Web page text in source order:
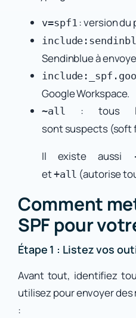
v=spf1 : version du
Sendinblue à
Google Workspace.
~all
: tous
sontsuspects(soft
Il existe aussi
et+all (autorise
Comment
SPF pour
Étape 1 : Listez vos
Avant tout, identifiez
utilisez pour envoyer
: